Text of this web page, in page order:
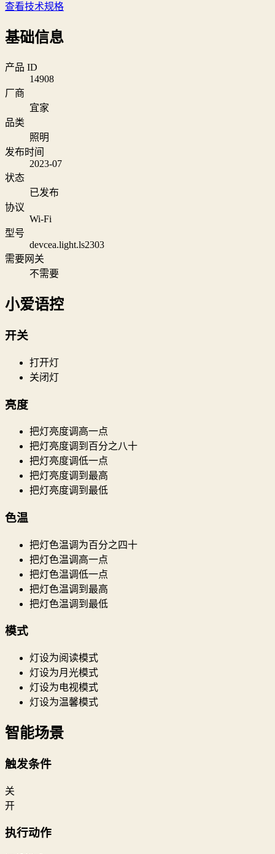
查看技术规格
基础信息
产品 ID
14908
厂商
宜家
品类
照明
发布时间
2023-07
状态
已发布
协议
Wi‑Fi
型号
devcea.light.ls2303
需要网关
不需要
小爱语控
开关
打开灯
关闭灯
亮度
把灯亮度调高一点
把灯亮度调到百分之八十
把灯亮度调低一点
把灯亮度调到最高
把灯亮度调到最低
色温
把灯色温调为百分之四十
把灯色温调高一点
把灯色温调低一点
把灯色温调到最高
把灯色温调到最低
模式
灯设为阅读模式
灯设为月光模式
灯设为电视模式
灯设为温馨模式
智能场景
触发条件
关
开
执行动作